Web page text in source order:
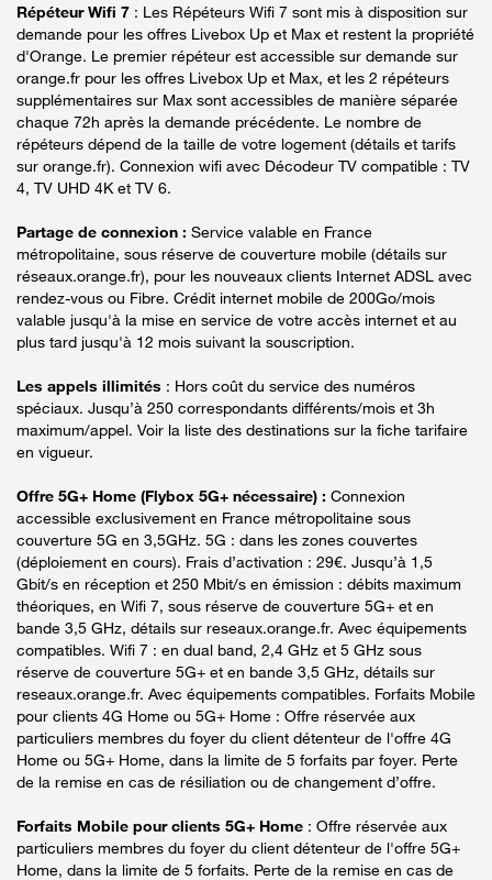
Répéteur Wifi 7 : Les Répéteurs Wifi 7 sont mis à disposition sur
demande pour les offres Livebox Up et Max et restent la propriété
d'Orange. Le premier répéteur est accessible sur demande sur
orange.fr pour les offres Livebox Up et Max, et les 2 répéteurs
supplémentaires sur Max sont accessibles de manière séparée
chaque 72h après la demande précédente. Le nombre de
répéteurs dépend de la taille de votre logement (détails et tarifs
sur orange.fr). Connexion wifi avec Décodeur TV compatible : TV
4, TV UHD 4K et TV 6.
Partage de connexion : Service valable en France
métropolitaine, sous réserve de couverture mobile (détails sur
réseaux.orange.fr), pour les nouveaux clients Internet ADSL avec
rendez-vous ou Fibre. Crédit internet mobile de 200Go/mois
valable jusqu'à la mise en service de votre accès internet et au
plus tard jusqu'à 12 mois suivant la souscription.
Les appels illimités : Hors coût du service des numéros
spéciaux. Jusqu’à 250 correspondants différents/mois et 3h
maximum/appel. Voir la liste des destinations sur la fiche tarifaire
en vigueur.
Offre 5G+ Home (Flybox 5G+ nécessaire) : Connexion
accessible exclusivement en France métropolitaine sous
couverture 5G en 3,5GHz. 5G : dans les zones couvertes
(déploiement en cours). Frais d’activation : 29€. Jusqu’à 1,5
Gbit/s en réception et 250 Mbit/s en émission : débits maximum
théoriques, en Wifi 7, sous réserve de couverture 5G+ et en
bande 3,5 GHz, détails sur reseaux.orange.fr. Avec équipements
compatibles. Wifi 7 : en dual band, 2,4 GHz et 5 GHz sous
réserve de couverture 5G+ et en bande 3,5 GHz, détails sur
reseaux.orange.fr. Avec équipements compatibles. Forfaits Mobile
pour clients 4G Home ou 5G+ Home : Offre réservée aux
particuliers membres du foyer du client détenteur de l'offre 4G
Home ou 5G+ Home, dans la limite de 5 forfaits par foyer. Perte
de la remise en cas de résiliation ou de changement d’offre.
Forfaits Mobile pour clients 5G+ Home : Offre réservée aux
particuliers membres du foyer du client détenteur de l'offre 5G+
Home, dans la limite de 5 forfaits. Perte de la remise en cas de